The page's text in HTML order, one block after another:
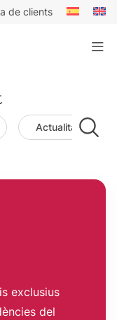
de clients
Actualitat de
exclusius
del